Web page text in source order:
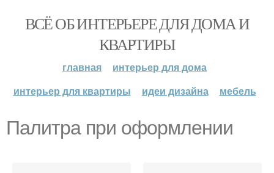
ВСЁ ОБ ИНТЕРЬЕРЕ ДЛЯ ДОМА И
КВАРТИРЫ
главная
интерьер для дома
интерьер для квартиры
идеи дизайна мебель
Палитра при оформлении